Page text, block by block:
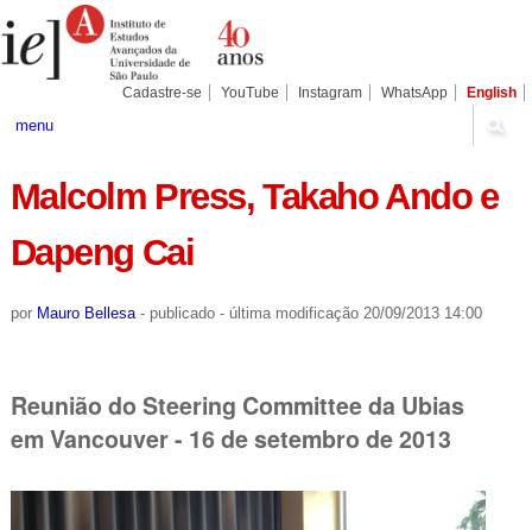
para
conteúdo.
Pessoais
Cadastre-se YouTube Instagram WhatsApp English
menu
Malcolm Press, Takaho Ando e
Dapeng Cai
por Mauro Bellesa - publicado - última modificação20/09/2013 14:00
Reunião do Steering Committee da Ubias
em Vancouver - 16 de setembro de 2013